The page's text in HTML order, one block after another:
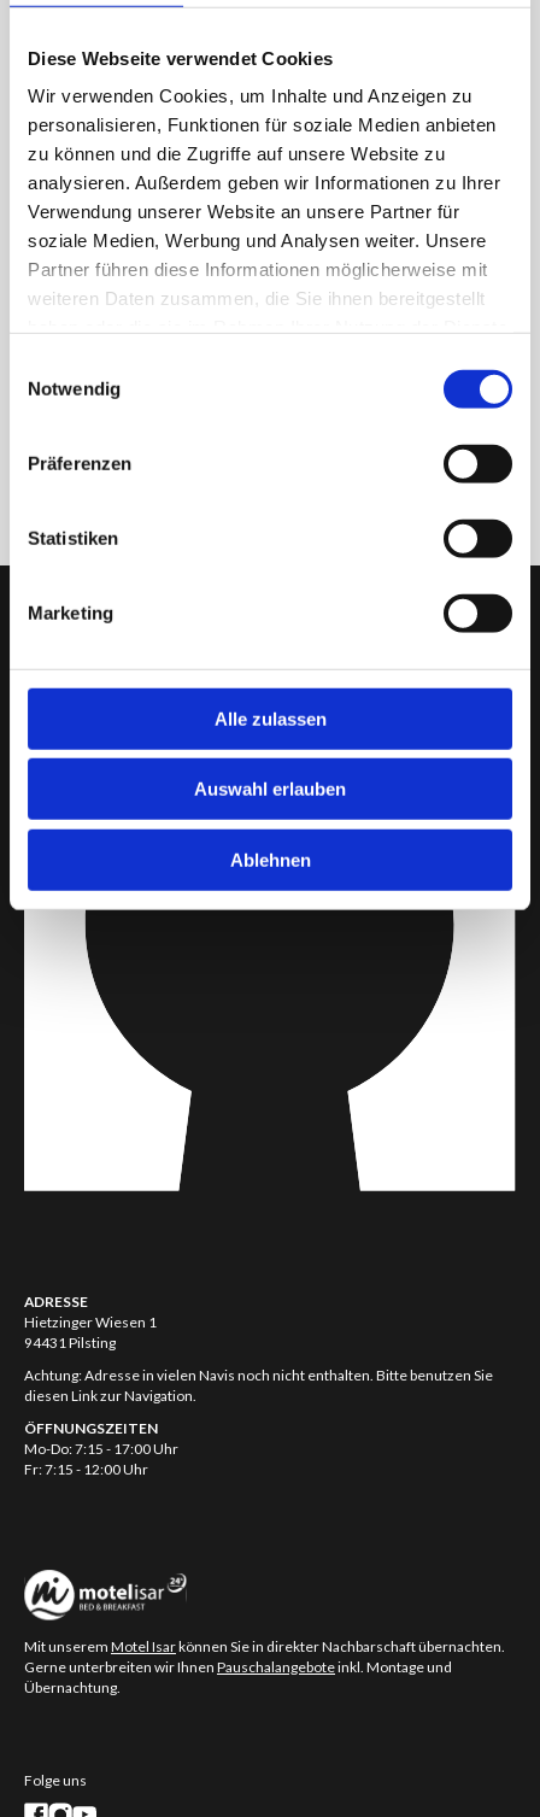
Diese Webseite verwendet Cookies
Wir verwenden Cookies, um Inhalte und Anzeigen zu
personalisieren, Funktionen für soziale Medien anbieten
zu können und die Zugriffe auf unsere Website zu
analysieren. Außerdem geben wir Informationen zu Ihrer
Verwendung unserer Website an unsere Partner für
soziale Medien, Werbung und Analysen weiter. Unsere
Partner führen diese Informationen möglicherweise mit
weiteren Daten zusammen, die Sie ihnen bereitgestellt
Notwendig
Präferenzen
Statistiken
Marketing
Alle zulassen
Auswahl erlauben
Ablehnen
ADRESSE
Hietzinger Wiesen 1
94431 Pilsting
Achtung: Adresse in vielen Navis noch nicht enthalten. Bitte benutzen Sie
diesen Link zur Navigation.
ÖFFNUNGSZEITEN
Mo-Do: 7:15 - 17:00 Uhr
Fr: 7:15 - 12:00 Uhr
Mit unserem Motel Isarkönnen Sie in direkter Nachbarschaft übernachten.
Gerne unterbreiten wir Ihnen Pauschalangeboteinkl. Montage und
Übernachtung.
Folge uns